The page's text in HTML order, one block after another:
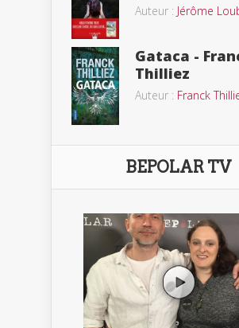
Auteur : Jérôme
Gataca -
Thilliez
Auteur : Franck
BEPOLAR TV